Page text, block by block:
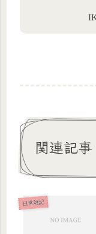
関連記事
日常雑記